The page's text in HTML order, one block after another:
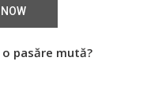
pasăre mută?